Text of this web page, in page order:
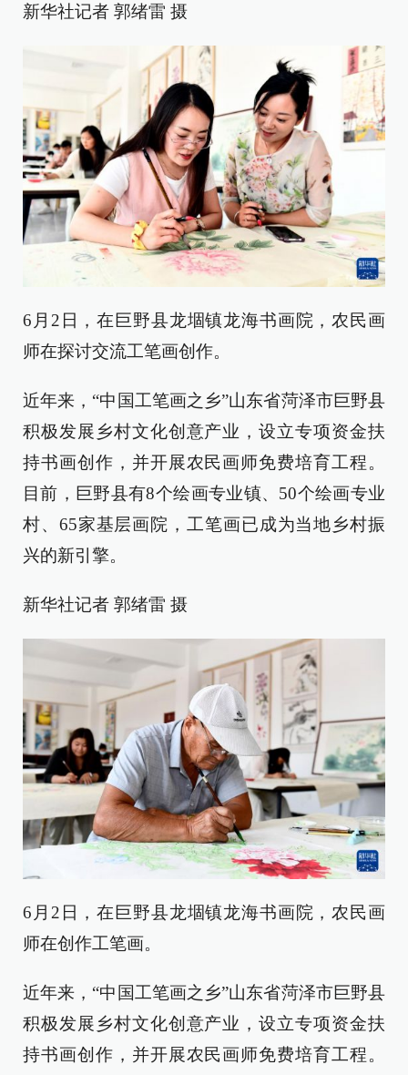
新华社记者 郭绪雷 摄
6月2日，在巨野县龙堌镇龙海书画院，农民画
师在探讨交流工笔画创作。
近年来，“中国工笔画之乡”山东省菏泽市巨野县
积极发展乡村文化创意产业，设立专项资金扶
持书画创作，并开展农民画师免费培育工程。
目前，巨野县有8个绘画专业镇、50个绘画专业
村、65家基层画院，工笔画已成为当地乡村振
兴的新引擎。
新华社记者 郭绪雷 摄
6月2日，在巨野县龙堌镇龙海书画院，农民画
师在创作工笔画。
近年来，“中国工笔画之乡”山东省菏泽市巨野县
积极发展乡村文化创意产业，设立专项资金扶
持书画创作，并开展农民画师免费培育工程。